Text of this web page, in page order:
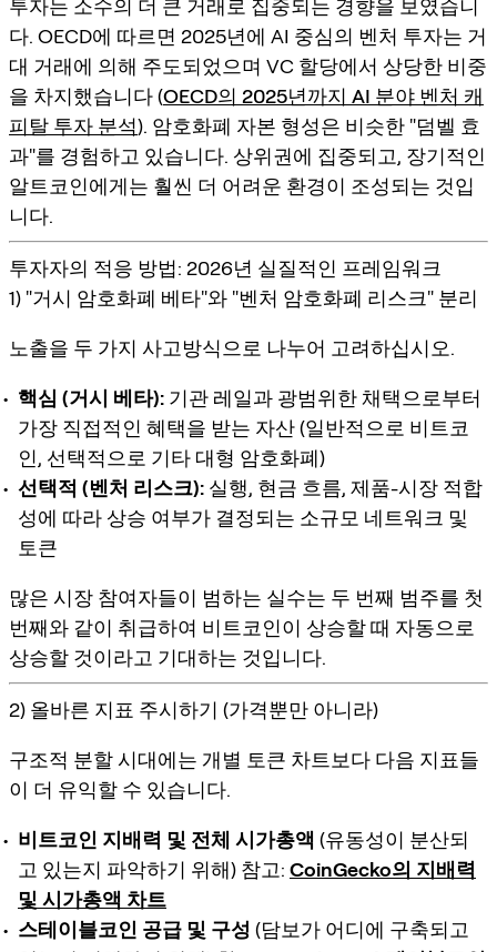
투자는 소수의 더 큰 거래로 집중되는 경향을 보였습니
다. OECD에 따르면 2025년에 AI 중심의 벤처 투자는 거
대 거래에 의해 주도되었으며 VC 할당에서 상당한 비중
을 차지했습니다 (OECD의 2025년까지 AI 분야 벤처 캐
피탈 투자 분석). 암호화폐 자본 형성은 비슷한 "덤벨 효
과"를 경험하고 있습니다. 상위권에 집중되고, 장기적인
알트코인에게는 훨씬 더 어려운 환경이 조성되는 것입
니다.
투자자의 적응 방법: 2026년 실질적인 프레임워크
1) "거시 암호화폐 베타"와 "벤처 암호화폐 리스크" 분리
노출을 두 가지 사고방식으로 나누어 고려하십시오.
핵심 (거시 베타): 기관 레일과 광범위한 채택으로부터
가장 직접적인 혜택을 받는 자산 (일반적으로 비트코
인, 선택적으로 기타 대형 암호화폐)
선택적 (벤처 리스크): 실행, 현금 흐름, 제품-시장 적합
성에 따라 상승 여부가 결정되는 소규모 네트워크 및
토큰
많은 시장 참여자들이 범하는 실수는 두 번째 범주를 첫
번째와 같이 취급하여 비트코인이 상승할 때 자동으로
상승할 것이라고 기대하는 것입니다.
2) 올바른 지표 주시하기 (가격뿐만 아니라)
구조적 분할 시대에는 개별 토큰 차트보다 다음 지표들
이 더 유익할 수 있습니다.
비트코인 지배력 및 전체 시가총액 (유동성이 분산되
고 있는지 파악하기 위해) 참고: CoinGecko의 지배력
및 시가총액 차트
스테이블코인 공급 및 구성 (담보가 어디에 구축되고